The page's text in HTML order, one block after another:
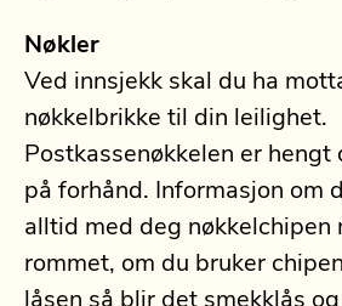
Nøkler
Ved innsjekk skal du ha
nøkkelbrikke til din leilighet.
Postkassenøkkelen er hengt
på forhånd. Informasjon om
alltid med deg nøkkelchipen
rommet, om du bruker